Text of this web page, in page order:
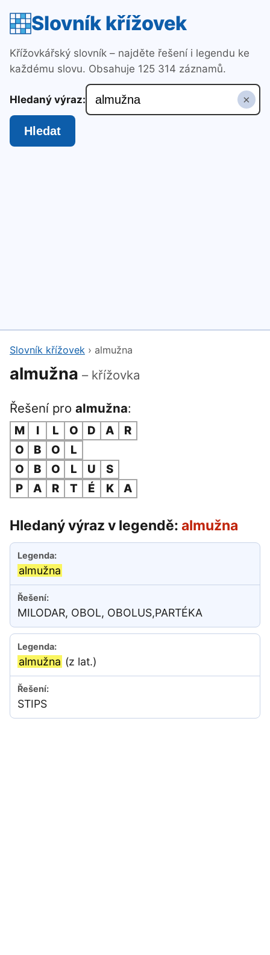
Slovník křížovek
Křížovkářský slovník – najděte řešení i legendu ke
každému slovu. Obsahuje 125 314 záznamů.
Hledaný výraz: ×
Hledat
Slovník křížovek › almužna
almužna – křížovka
Řešení pro almužna:
M I L O D A
R
O
B O
L
O
B O L U
S
P
A R T É K A
Hledaný výraz v legendě: almužna
almužna
MILODAR, OBOL, OBOLUS,PARTÉKA
almužna (z lat.)
STIPS